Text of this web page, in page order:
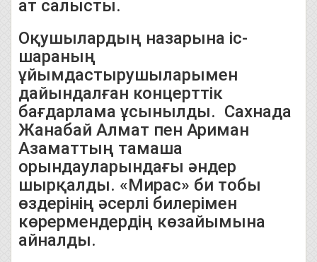
ат салысты.
Оқушылардың назарына іс-
шараның
ұйымдастырушыларымен
дайындалған концерттік
бағдарлама ұсынылды. Сахнада
Жанабай Алмат пен Ариман
Азаматтың тамаша
орындауларындағы әндер
шырқалды. «Мирас» би тобы
өздерінің әсерлі билерімен
көрермендердің көзайымына
айналды.